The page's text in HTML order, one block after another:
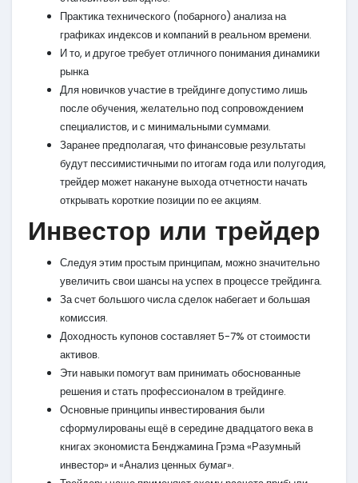
Практика технического (побарного) анализа на
графиках индексов и компаний в реальном времени.
И то, и другое требует отличного понимания динамики
рынка
Для новичков участие в трейдинге допустимо лишь
после обучения, желательно под сопровождением
специалистов, и с минимальными суммами.
Заранее предполагая, что финансовые результаты
будут пессимистичными по итогам года или полугодия,
трейдер может накануне выхода отчетности начать
открывать короткие позиции по ее акциям.
Инвестор или трейдер
Следуя этим простым принципам, можно значительно
увеличить свои шансы на успех в процессе трейдинга.
За счет большого числа сделок набегает и большая
комиссия.
Доходность купонов составляет 5-7% от стоимости
активов.
Эти навыки помогут вам принимать обоснованные
решения и стать профессионалом в трейдинге.
Основные принципы инвестирования были
сформулированы ещё в середине двадцатого века в
книгах экономиста Бенджамина Грэма «Разумный
инвестор» и «Анализ ценных бумаг».